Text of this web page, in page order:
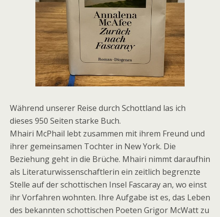
Während unserer Reise durch Schottland las ich
dieses 950 Seiten starke Buch.
Mhairi McPhail lebt zusammen mit ihrem Freund und
ihrer gemeinsamen Tochter in New York. Die
Beziehung geht in die Brüche. Mhairi nimmt daraufhin
als Literaturwissenschaftlerin ein zeitlich begrenzte
Stelle auf der schottischen Insel Fascaray an, wo einst
ihr Vorfahren wohnten. Ihre Aufgabe ist es, das Leben
des bekannten schottischen Poeten Grigor McWatt zu